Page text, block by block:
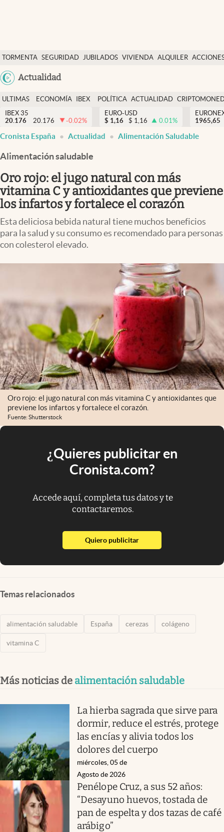
TORMENTA SEGURIDAD JUBILADOS VIVIENDA ALQUILER
USA
Colombia
Actualidad
Economía y finanzas
Política
Actualidad
Criptomonedas
España
ULTIMAS
NOTICIAS
ECONOMÍA
FINANZAS
IBEX
EURO
POLÍTICA ACTUALIDAD
IBEX 35
20.176
20.176 -0.02%
EURO-USD
$ 1,16 $ 1,16 0.01%
1965,65
Cronista España Actualidad Alimentación Saludable
Alimentación saludable
Oro rojo: el jugo natural con más
vitamina C y antioxidantes que previene
los infartos y fortalece el corazón
Esta deliciosa bebida natural tiene muchos beneficios
para la salud y su consumo es recomendado para personas
con colesterol elevado.
Oro rojo: el jugo natural con más vitamina C y antioxidantes que
previene los infartos y fortalece el corazón.
Fuente: Shutterstock
¿Quieres publicitar en
Cronista.com?
Accede aquí, completa tus datos y te
contactaremos.
Quiero publicitarabre en nueva pestaña
Temas relacionados
alimentación saludable España cerezas colágeno
vitamina C
Más noticias de alimentación saludable
La hierba sagrada que sirve para
dormir, reduce el estrés, protege
las encías y alivia todos los
dolores del cuerpo
miércoles, 05 de
Agosto de 2026
Penélope Cruz, a sus 52 años:
“Desayuno huevos, tostada de
pan de espelta y dos tazas de café
arábigo”